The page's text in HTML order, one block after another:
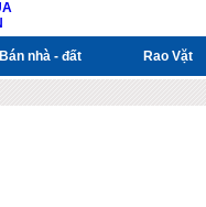
Bán nhà - đất Rao Vặt